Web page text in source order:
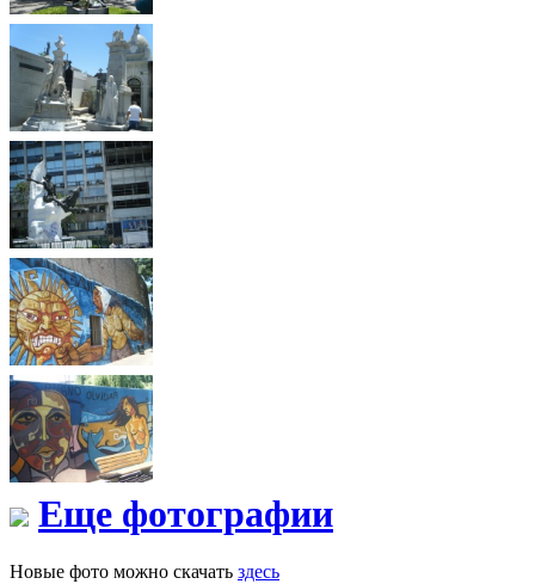
Еще фотографии
Новые фото можно скачать здесь